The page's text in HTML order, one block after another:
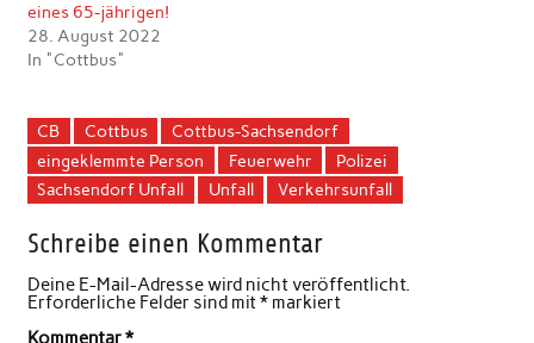
eines 65-jährigen!
28. August 2022
In "Cottbus"
CB Cottbus
Cottbus-Sachsendorf
eingeklemmte Person
Feuerwehr
Polizei
Sachsendorf Unfall
Unfall Verkehrsunfall
Schreibe einen Kommentar
Deine E-Mail-Adresse wird nicht veröffentlicht.
Erforderliche Felder sind mit*markiert
Kommentar*